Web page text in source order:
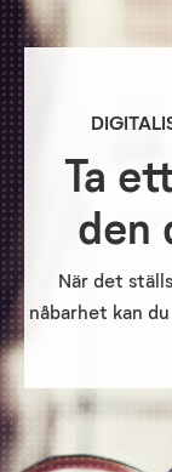
Ta
den
När det
nåbarhet kan